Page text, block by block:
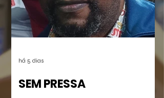
SEM PRESSA
há 5 dias